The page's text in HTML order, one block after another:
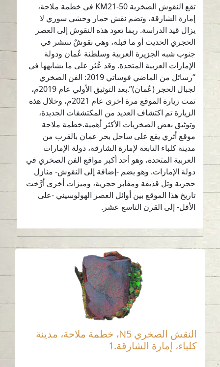
تقع النقوش الصخرية KM21-50 في خطمة ملاحة،
إمارة الشارقة، وتضم نقش حمار وحشي سوري لا
يزال قيد الدراسة. ربما تعود هذه النقوش إلى العصر
الحجري الحديث أو ما قبله، وهي نقوشٌ تنتشر في
جنوب شبه الجزيرة العربية وسلطنة عُمان ودولة
الإمارات العربية المتحدة. وقد عُثر على ما يشابهها في
“رسائل من الماضي فوساتي 2019: الفن الصخري
لجبال الحجر (عُمان)”.بعد التوثيق الأولي عام 2019م،
تمت زيارة الموقع مرة أخرى عام 2021م، وخلال هذه
الزيارة تم اكتشاف العديد من المكتشفات الجديدة،
وتوثيق بعض الصخريات الأكثر أهمية.خطمة ملاحة
موقع أثري يقع على ساحل بحر عمان بالقرب من
مدينة كلباء التابعة لإمارة الشارقة، دولة الإمارات
العربية المتحدة، وهو أحد أكبر مواقع الفن الصخري في
دولة الإمارات. وهو يضم -إضافة إلى النقوش- منازل
حجرية وتل قذيفة ومقابر حجرية، وميزات أخرى أرَّخت
تاريخ هذا الموقع بين أوائل العصر الهولوسيني -على
الأقل- إلى القرن التاسع عشر.
النقش الصخري N5، خطمة ملاحة، مدينة
كلباء، إمارة الشارقة.1